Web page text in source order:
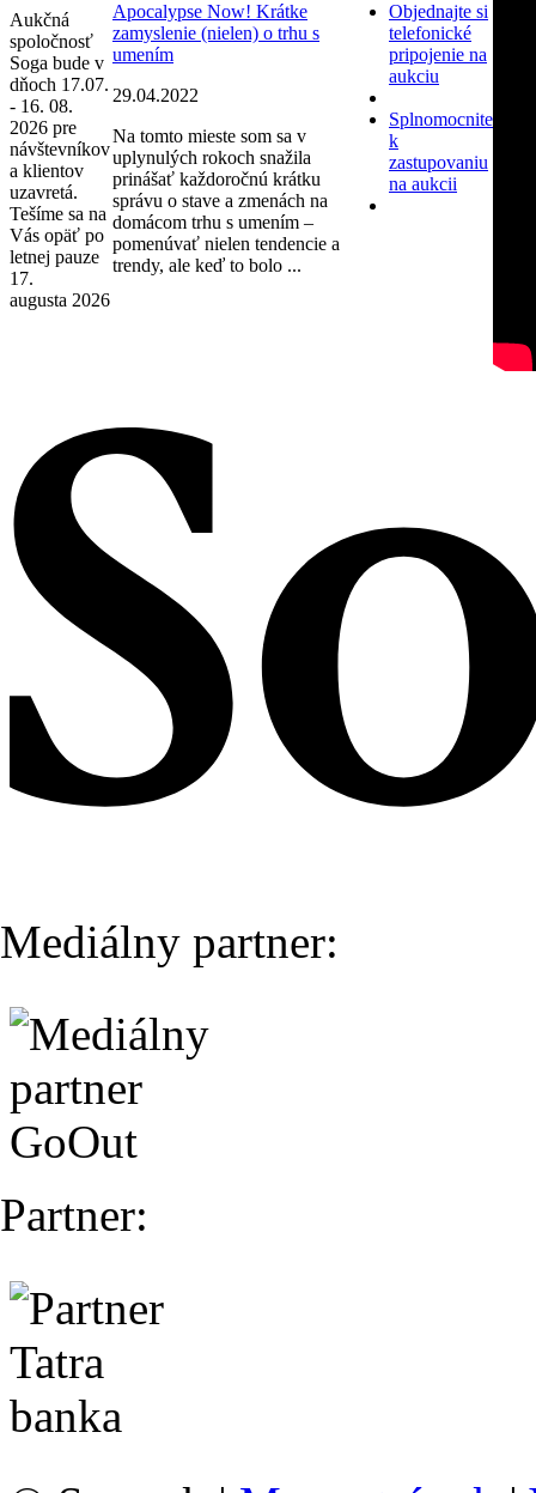
Aukčná
spoločnosť
Soga bude v
dňoch 17.07.
- 16. 08.
2026 pre
návštevníkov
a klientov
uzavretá.
Tešíme sa na
Vás opäť po
letnej pauze
17.
augusta 2026
Apocalypse Now! Krátke
zamyslenie (nielen) o trhu s
umením
29.04.2022
Na tomto mieste som sa v
uplynulých rokoch snažila
prinášať každoročnú krátku
správu o stave a zmenách na
domácom trhu s umením –
pomenúvať nielen tendencie a
trendy, ale keď to bolo ...
Objednajte si
telefonické
pripojenie na
aukciu
Splnomocnite
k
zastupovaniu
na aukcii
Mediálny partner:
Partner: